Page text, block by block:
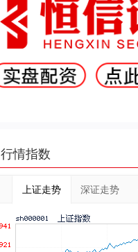
行情指数
上证走势 深证走势